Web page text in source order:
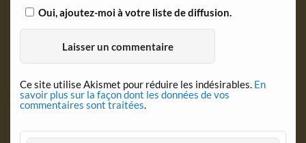
Oui, ajoutez-moi à votre liste de diffusion.
Ce site utilise Akismet pour réduire les indésirables. En
savoir plus sur la façon dont les données de vos
commentaires sont traitées